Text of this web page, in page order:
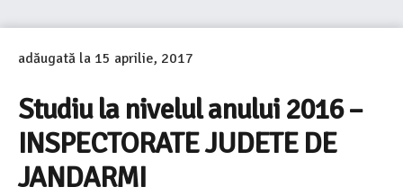
adăugată la 15 aprilie, 2017
Studiu la nivelul anului 2016 –
INSPECTORATE JUDETE DE
JANDARMI